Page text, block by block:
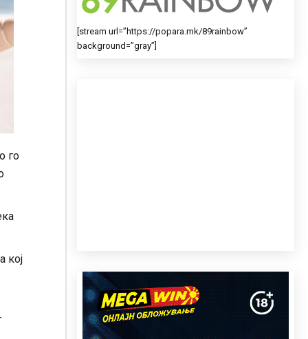
го
кој
[stream url=”https://popara.mk/89rainbow”
background=”gray”]